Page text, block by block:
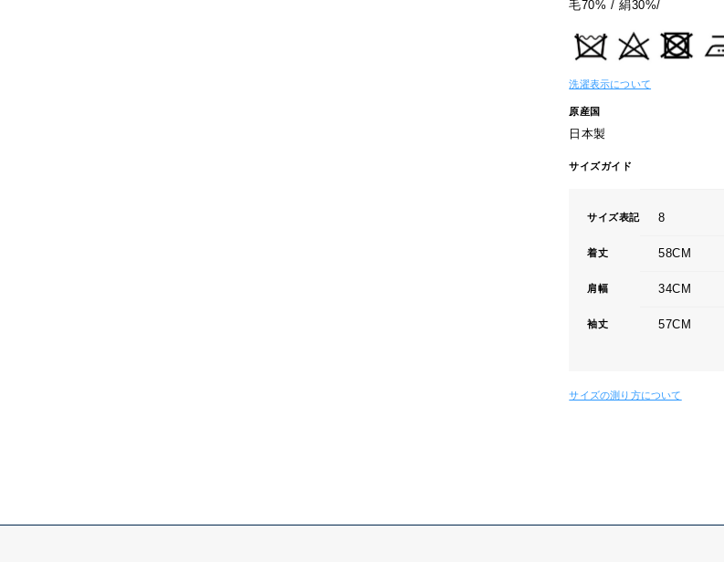
毛70% / 絹30%/
洗濯表示について
原産国
日本製
サイズガイド
サイズ表記 8
着丈 58CM
肩幅 34CM
袖丈 57CM
サイズの測り方について